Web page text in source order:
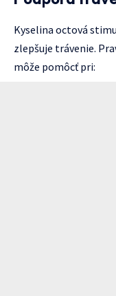
Kyselina octová
zlepšuje trávenie.
môže pomôcť pri: